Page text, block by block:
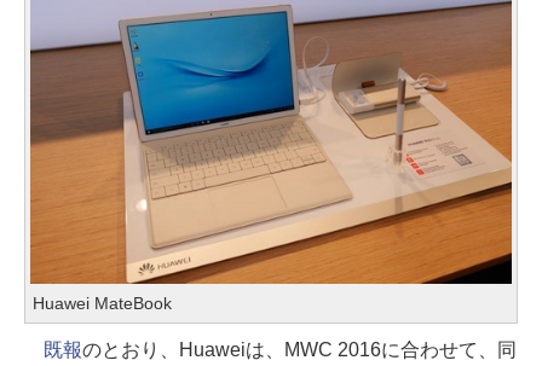
Huawei MateBook
既報のとおり、Huaweiは、MWC 2016に合わせて、同